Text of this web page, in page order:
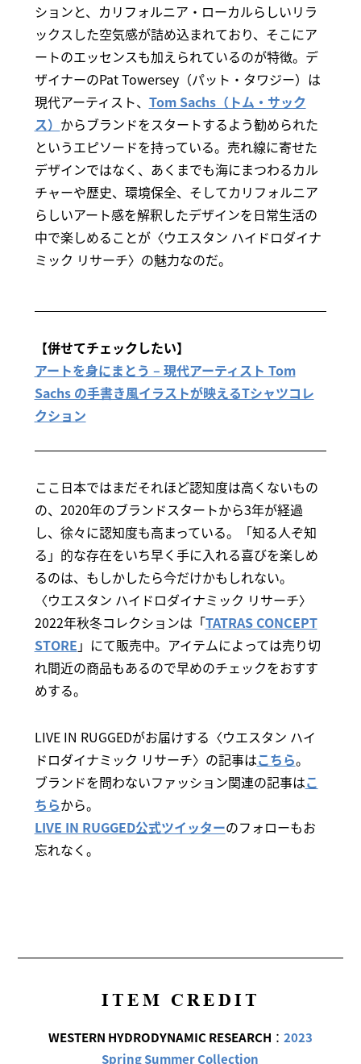
ションと、カリフォルニア・ローカルらしいリラ
ックスした空気感が詰め込まれており、そこにア
ートのエッセンスも加えられているのが特徴。デ
ザイナーのPat Towersey（パット・タワジー）は
現代アーティスト、 Tom Sachs（トム・サック
ス） からブランドをスタートするよう勧められた
というエピソードを持っている。売れ線に寄せた
デザインではなく、あくまでも海にまつわるカル
チャーや歴史、環境保全、そしてカリフォルニア
らしいアート感を解釈したデザインを日常生活の
中で楽しめることが〈ウエスタン ハイドロダイナ
ミック リサーチ〉の魅力なのだ。
【併せてチェックしたい】
アートを身にまとう – 現代アーティスト Tom
Sachs の手書き風イラストが映えるTシャツコレ
クション
ここ日本ではまだそれほど認知度は高くないもの
の、2020年のブランドスタートから3年が経過
し、徐々に認知度も高まっている。「知る人ぞ知
る」的な存在をいち早く手に入れる喜びを楽しめ
るのは、もしかしたら今だけかもしれない。
〈ウエスタン ハイドロダイナミック リサーチ〉
2022年秋冬コレクションは「TATRAS CONCEPT
STORE 」にて販売中。アイテムによっては売り切
れ間近の商品もあるので早めのチェックをおすす
めする。
LIVE IN RUGGEDがお届けする〈ウエスタン ハイ
ドロダイナミック リサーチ〉の記事はこちら。
ブランドを問わないファッション関連の記事はこ
ちらから。
LIVE IN RUGGED公式ツイッターのフォローもお
忘れなく。
ITEM CREDIT
WESTERN HYDRODYNAMIC RESEARCH ： 2023
Spring Summer Collection